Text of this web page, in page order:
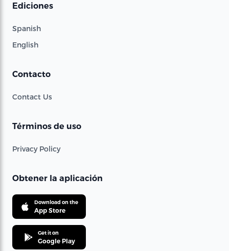
Ediciones
Spanish
English
Contacto
Contact Us
Términos de uso
Privacy Policy
Obtener la aplicación
Download on the
App Store
Get it on
Google Play